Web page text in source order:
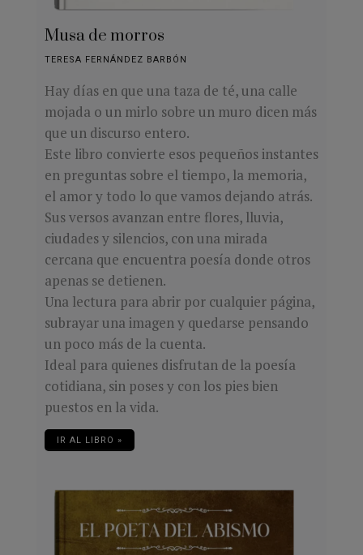
Musa de morros
TERESA FERNÁNDEZ BARBÓN
Hay días en que una taza de té, una calle
mojada o un mirlo sobre un muro dicen más
que un discurso entero.
Este libro convierte esos pequeños instantes
en preguntas sobre el tiempo, la memoria,
el amor y todo lo que vamos dejando atrás.
Sus versos avanzan entre flores, lluvia,
ciudades y silencios, con una mirada
cercana que encuentra poesía donde otros
apenas se detienen.
Una lectura para abrir por cualquier página,
subrayar una imagen y quedarse pensando
un poco más de la cuenta.
Ideal para quienes disfrutan de la poesía
cotidiana, sin poses y con los pies bien
puestos en la vida.
IR AL LIBRO »